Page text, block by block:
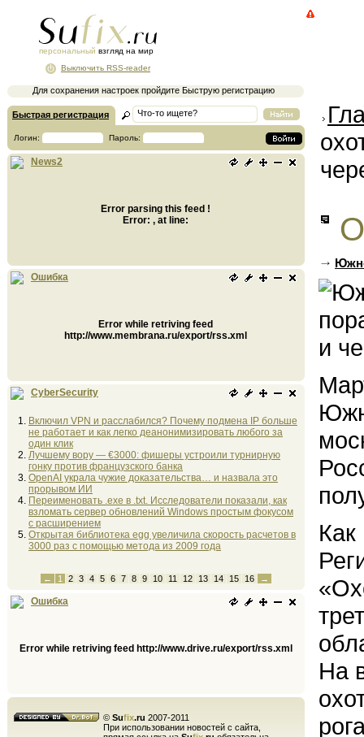
персональный взгляд на мир
Для сохранения настроек пройдите Быструю регистрацию
Выключить RSS-reader
Быстрая регистрация
Логин: Пароль:
News2
Error parsing this feed !
Error: , at line:
Ошибка
Error while retriving feed
http://www.membrana.ru/export/rss.xml
CyberSecurity
Включил VPN и расслабился? Почему подмена IP больше
не работает и как легко деанонимизировать любого за
один клик
Лучшему вору — €3000: фишеры устроили турнирную
гонку против французского банка
OpenAI украла чужие доказательства… и назвала это
прорывом ИИ
Переименовать .exe в .txt. Исследователи показали, как
взломать сервер обновлений Windows простым фокусом
с расширением
Открытая библиотека egg увеличила скорость расчетов в
3000 раз с помощью метода из 2009 года
← 1 2 3 4 5 6 7 8 9 10 11 12 13 14 15 16 →
Ошибка
Error while retriving feed http://www.drive.ru/export/rss.xml
© Sufix.ru 2007-2011
При использовании новостей с сайта,
Как
На